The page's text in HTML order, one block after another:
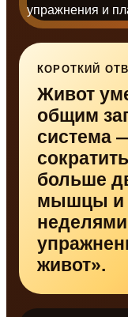
КОРОТКИЙ
Живот
общим
система
больше
мышцы и
живот».